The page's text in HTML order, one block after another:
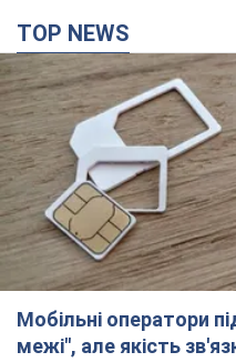
Мобільні оператори
межі", але якість
скаржитись на ціни
Чому ціни на мобільний
поліпшити якість інтернету
2 години тому 9,6 т.
В окупованій Ялті
валить чорний дим.